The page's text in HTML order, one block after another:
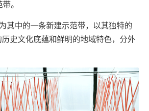
。
其中的一条新建示范带，以其独特的
史文化底蕴和鲜明的地域特色，分外